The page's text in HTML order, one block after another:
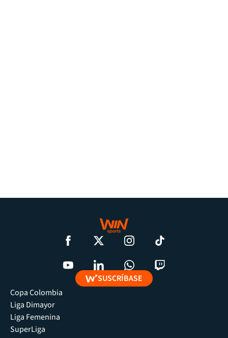
SUSCRÍBASE
Copa Colombia
Liga Dimayor
Liga Femenina
SuperLiga